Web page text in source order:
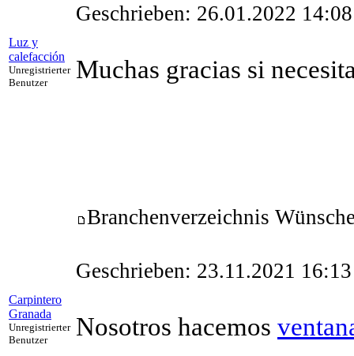
Luz y
calefacción
Unregistrierter
Benutzer
Geschrieben: 26.01.2022 14:08
Muchas gracias si
Carpintero
Granada
Unregistrierter
Benutzer
Branchenverzeichnis
Geschrieben: 23.11.2021 16:13
Nosotros hacemos